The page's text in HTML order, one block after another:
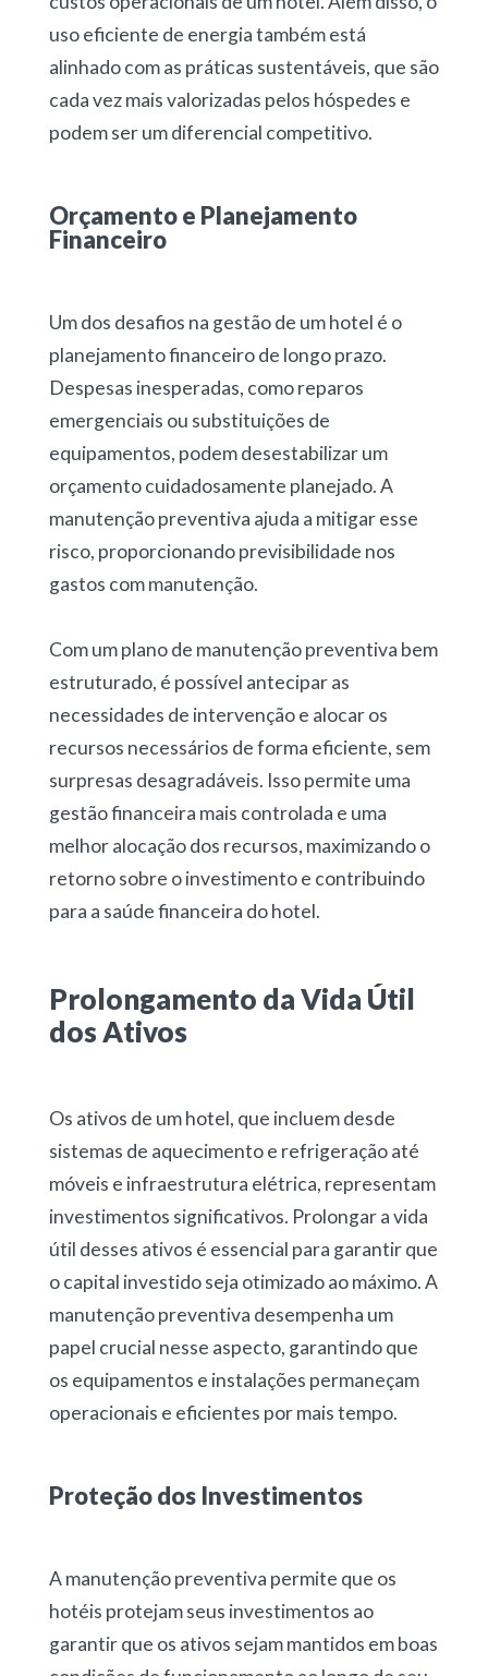
uso eficiente de energia também está
alinhado com as práticas sustentáveis, que são
cada vez mais valorizadas pelos hóspedes e
podem ser um diferencial competitivo.
Orçamento e Planejamento
Financeiro
Um dos desafios na gestão de um hotel é o
planejamento financeiro de longo prazo.
Despesas inesperadas, como reparos
emergenciais ou substituições de
equipamentos, podem desestabilizar um
orçamento cuidadosamente planejado. A
manutenção preventiva ajuda a mitigar esse
risco, proporcionando previsibilidade nos
gastos com manutenção.
Com um plano de manutenção preventiva bem
estruturado, é possível antecipar as
necessidades de intervenção e alocar os
recursos necessários de forma eficiente, sem
surpresas desagradáveis. Isso permite uma
gestão financeira mais controlada e uma
melhor alocação dos recursos, maximizando o
retorno sobre o investimento e contribuindo
para a saúde financeira do hotel.
Prolongamento da Vida Útil
dos Ativos
Os ativos de um hotel, que incluem desde
sistemas de aquecimento e refrigeração até
móveis e infraestrutura elétrica, representam
investimentos significativos. Prolongar a vida
útil desses ativos é essencial para garantir que
o capital investido seja otimizado ao máximo. A
manutenção preventiva desempenha um
papel crucial nesse aspecto, garantindo que
os equipamentos e instalações permaneçam
operacionais e eficientes por mais tempo.
Proteção dos Investimentos
A manutenção preventiva permite que os
hotéis protejam seus investimentos ao
garantir que os ativos sejam mantidos em boas